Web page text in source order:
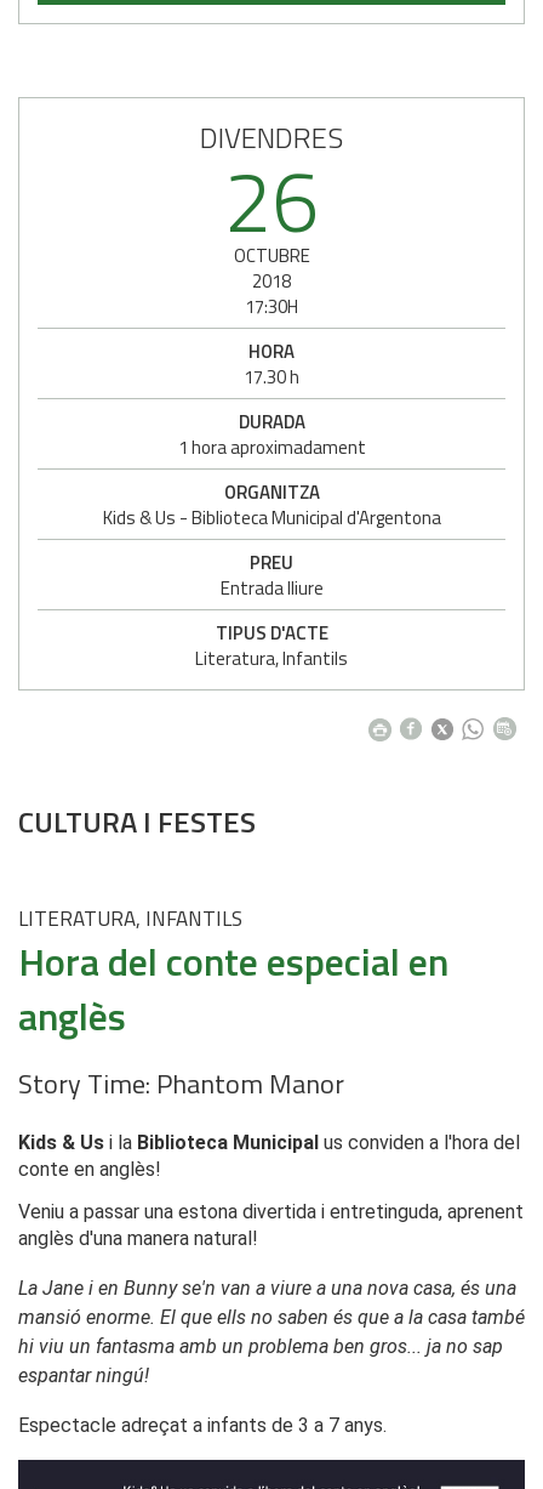
CULTURA I FESTES
LITERATURA, INFANTILS
Hora del conte especial en
anglès
Story Time: Phantom Manor
Kids & Us i la Biblioteca Municipal us conviden a l'hora del
conte en anglès!
Veniu a passar una estona divertida i entretinguda, aprenent
anglès d'una manera natural!
La Jane i en Bunny se'n van a viure a una nova casa, és una
mansió enorme. El que ells no saben és que a la casa també
hi viu un fantasma amb un problema ben gros... ja no sap
espantar ningú!
Espectacle adreçat a infants de 3 a 7 anys.
DIVENDRES
26
OCTUBRE
2018
17:30H
HORA
17.30 h
DURADA
1 hora aproximadament
ORGANITZA
Kids & Us - Biblioteca Municipal d'Argentona
PREU
Entrada lliure
TIPUS D'ACTE
Literatura, Infantils